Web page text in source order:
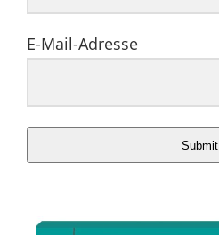
E-Mail-Adresse
Submit